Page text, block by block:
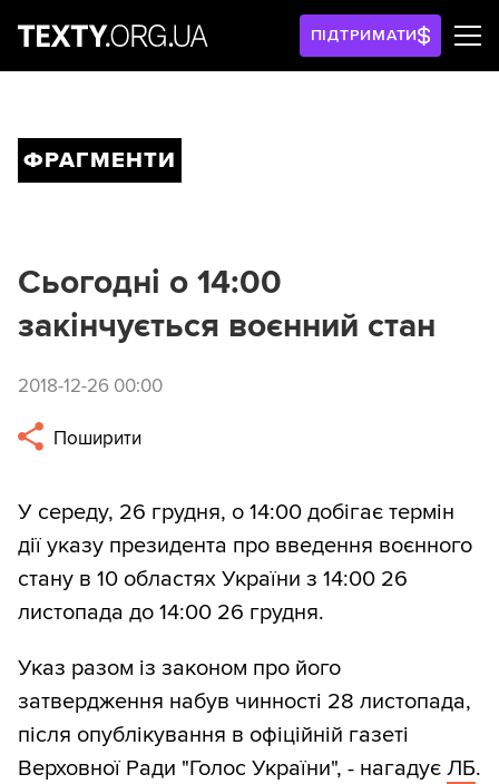
ПІДТРИМАТИ
ФРАГМЕНТИ
Сьогодні о 14:00
закінчується воєнний стан
2018-12-26 00:00
Поширити
У середу, 26 грудня, о 14:00 добігає термін
дії указу президента про введення воєнного
стану в 10 областях України з 14:00 26
листопада до 14:00 26 грудня.
Указ разом із законом про його
затвердження набув чинності 28 листопада,
після опублікування в офіційній газеті
Верховної Ради "Голос України", - нагадує ЛБ.